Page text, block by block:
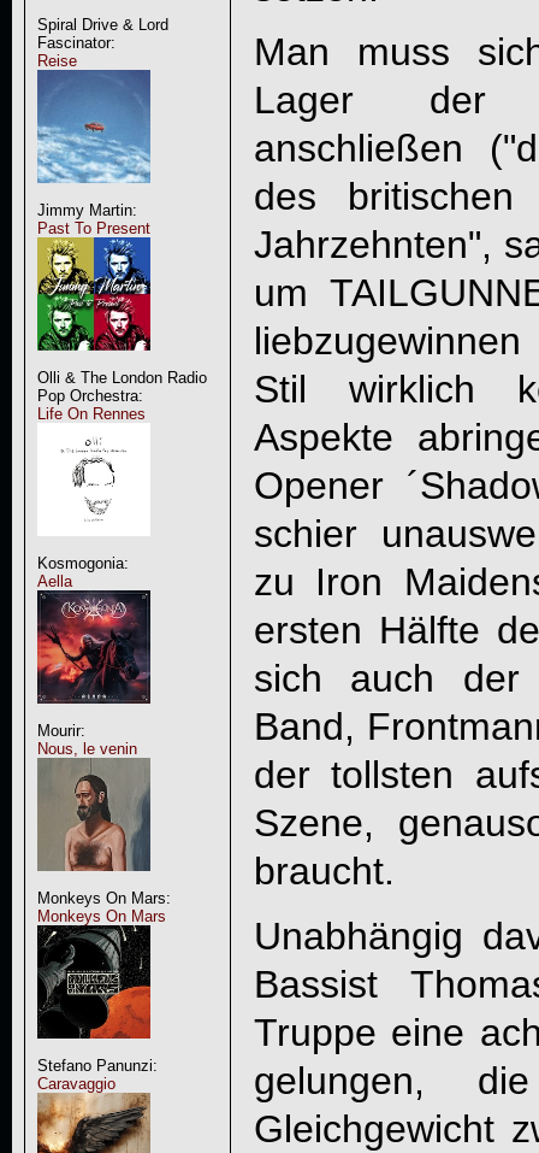
Spiral Drive & Lord
Fascinator:
Reise
Jimmy Martin:
Past To Present
Olli & The London Radio
Pop Orchestra:
Life On Rennes
Kosmogonia:
Aella
Mourir:
Nous, le venin
Monkeys On Mars:
Monkeys On Mars
Stefano Panunzi:
Caravaggio
Man muss
Lager der
anschließen
des
Jahrzehnten",
um
Stil wirklich
Aspekte
Opener
schier
zu Iron
ersten Hälfte
sich auch der
Band,
der tollsten
Szene,
braucht.
Unabhängig
Bassist
Truppe eine
gelungen,
Gleichgewicht